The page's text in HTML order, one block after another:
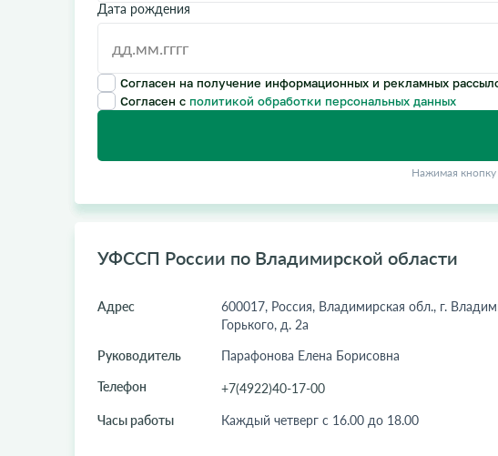
Дата рождения
Согласен на получение информационных и рекламных
Согласен с политикой обработки персональных данных
Нажимая
УФССП России по Владимирской области
Адрес
600017, Россия, Владимирская обл., г.
Горького, д. 2а
Руководитель
Парафонова Елена Борисовна
Телефон
+7(4922)40-17-00
Часы работы Каждый четверг с 16.00 до 18.00